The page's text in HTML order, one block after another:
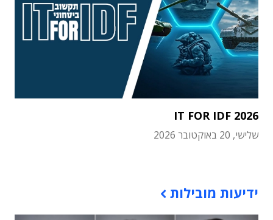
IT FOR IDF 2026
שלישי, 20 באוקטובר 2026
ידיעות מובילות